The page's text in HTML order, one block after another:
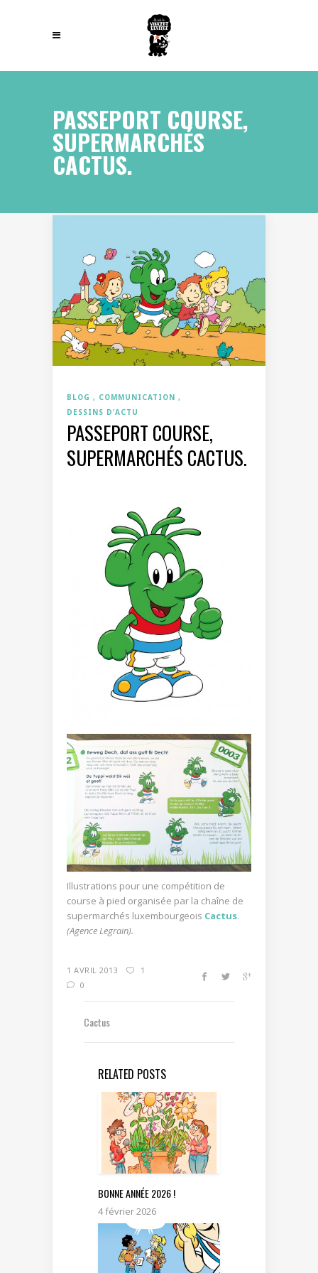
PASSEPORT COURSE,
SUPERMARCHÉS
CACTUS.
BLOG
COMMUNICATION
DESSINS D'ACTU
PASSEPORT COURSE,
SUPERMARCHÉS CACTUS.
Illustrations pour une compétition de
course à pied organisée par la chaîne de
supermarchés luxembourgeois Cactus.
(Agence Legrain).
1 AVRIL 2013
1
0
Cactus
RELATED POSTS
BONNE ANNÉE 2026 !
4 février 2026